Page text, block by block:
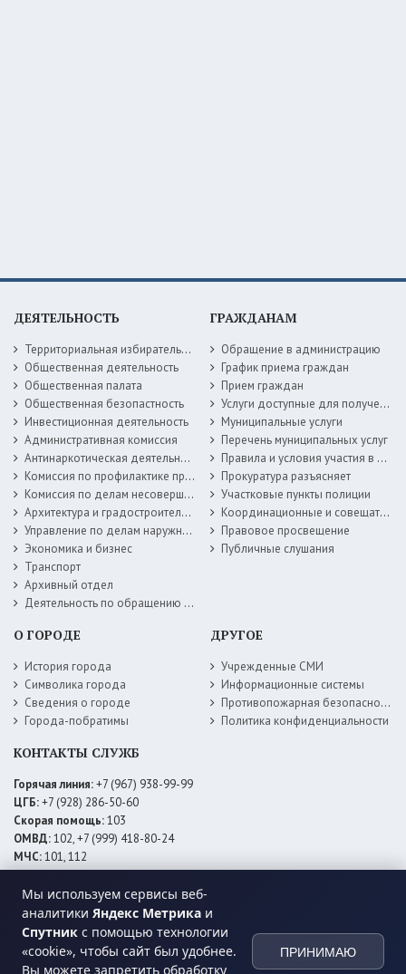
Мы используем сервисы веб-
аналитики Яндекс Метрика и
Спутник с помощью технологии
«cookie», чтобы сайт был удобнее.
Вы можете запретить обработку
ПРИНИМАЮ
ДЕЯТЕЛЬНОСТЬ
Территориальная избирательная комиссия
Общественная деятельность
Общественная палата
Общественная безопастность
Инвестиционная деятельность
Административная комиссия
Антинаркотическая деятельность
Комиссия по профилактике правонарушений
Комиссия по делам несовершеннолетних
Архитектура и градостроительство
Управление по делам наружной рекламы
Экономика и бизнес
Транспорт
Архивный отдел
Деятельность по обращению с животными без владельцев
ГРАЖДАНАМ
Обращение в администрацию
График приема граждан
Прием граждан
Услуги доступные для получения в электронной форме
Муниципальные услуги
Перечень муниципальных услуг
Правила и условия участия в жилищных программах
Прокуратура разъясняет
Участковые пункты полиции
Координационные и совещательные органы
Правовое просвещение
Публичные слушания
О ГОРОДЕ
История города
Символика города
Сведения о городе
Города-побратимы
ДРУГОЕ
Учрежденные СМИ
Информационные системы
Противопожарная безопасность
Политика конфиденциальности
КОНТАКТЫ СЛУЖБ
Горячая линия:+7 (967) 938-99-99
ЦГБ:+7 (928) 286-50-60
Скорая помощь:103
ОМВД:102, +7 (999) 418-80-24
МЧС:101, 112
ЕДДС:+7 (928) 576-09-83
Электросети:+7 (800) 220-02-20
Даггаз:+7 (928) 980-64-04
Горводоснаб: +7 (928) 559-59-74
Теплоснаб: +7 (928) 873-27-09
МФЦ:+7 (938) 777-82-44